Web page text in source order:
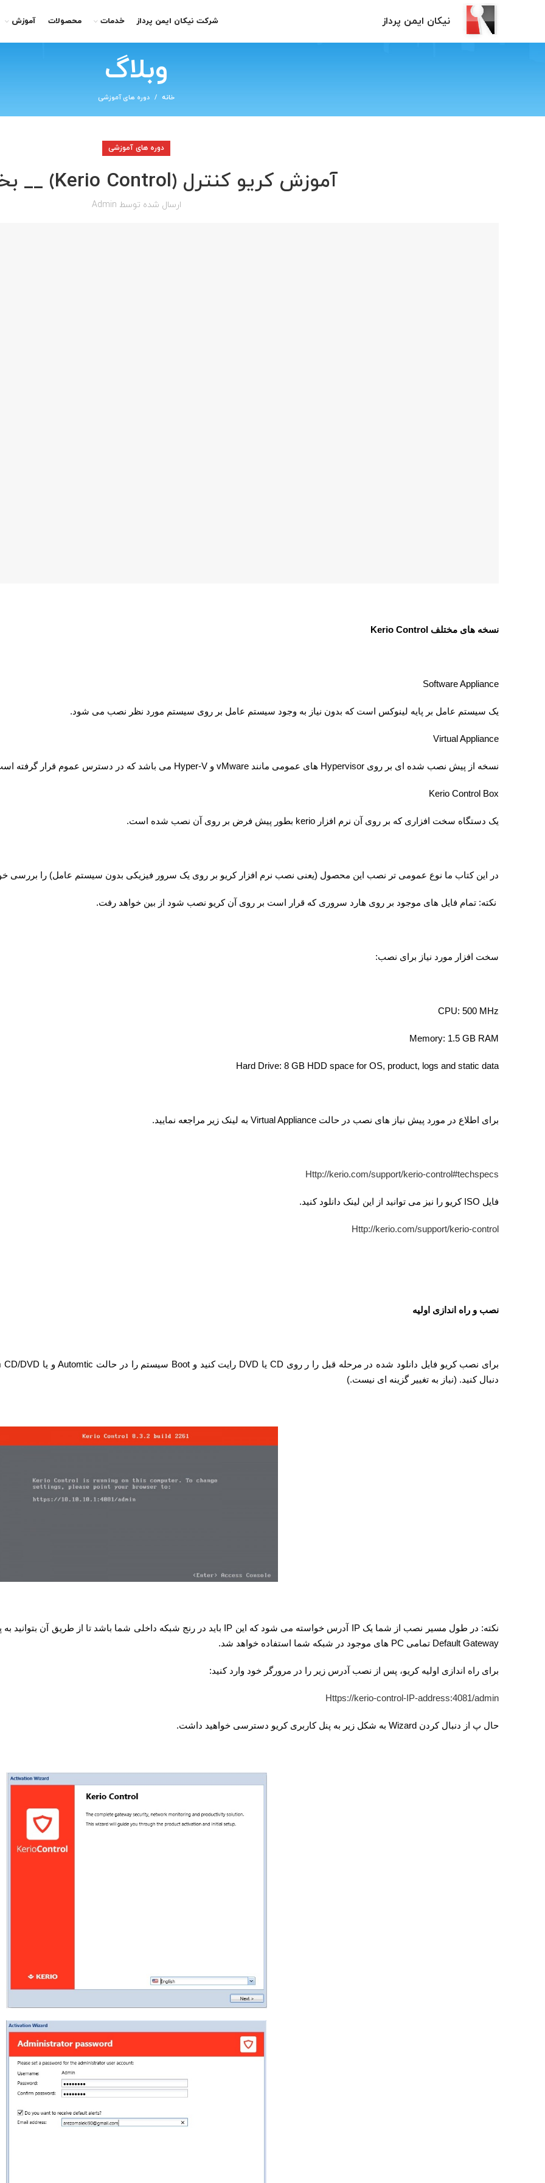
نیکان ایمن پرداز شرکت نیکان ایمن پرداز خدمات محصولات آموزش
وبلاگ
خانه دوره های آموزشی
دوره های آموزشی
آموزش کریو کنترل (Kerio Control) __ بخش دوم
ارسال شده توسط Admin
نسخه های مختلف Kerio Control
Software Appliance
یک سیستم عامل بر پایه لینوکس است که بدون نیاز به وجود سیستم عامل بر روی سیستم مورد نظر نصب می شود.
Virtual Appliance
نسخه از پیش نصب شده ای بر روی Hypervisor های عمومی مانند vMware و Hyper-V می باشد که در دسترس عموم قرار گرفته
Kerio Control Box
یک دستگاه سخت افزاری که بر روی آن نرم افزار kerio بطور پیش فرض بر روی آن نصب شده است.
در این کتاب ما نوع عمومی تر نصب این محصول (یعنی نصب نرم افزار کریو بر روی یک سرور فیزیکی بدون سیستم عامل) را بررسی
نکته: تمام فایل های موجود بر روی هارد سروری که قرار است بر روی آن کریو نصب شود از بین خواهد رفت.
سخت افزار مورد نیاز برای نصب:
CPU: 500 MHz
Memory: 1.5 GB RAM
Hard Drive: 8 GB HDD space for OS, product, logs and static data
برای اطلاع در مورد پیش نیاز های نصب در حالت Virtual Appliance به لینک زیر مراجعه نمایید.
Http://kerio.com/support/kerio-control#techspecs
فایل ISO کریو را نیز می توانید از این لینک دانلود کنید.
Http://kerio.com/support/kerio-control
نصب و راه اندازی اولیه
برای نصب کریو فایل دانلود شده در مرحله قبل را ر روی CD یا DVD رایت کنید و Boot سیستم را در حالت Automticو یا CD/DVD
دنبال کنید. (نیاز به تغییر گزینه ای نیست.)
نکته: در طول مسیر نصب از شما یکIP آدرس خواسته می شود که این IP باید در رنج شبکه داخلی شما باشد تا از طریق آن بتوانید
Default Gateway تمامی PC های موجود در شبکه شما استفاده خواهد شد.
برای راه اندازی اولیه کریو، پس از نصب آدرس زیر را در مرورگر خود وارد کنید:
Https://kerio-control-IP-address:4081/admin
حال پ از دنبال کردن Wizard به شکل زیر به پنل کاربری کریو دسترسی خواهید داشت.